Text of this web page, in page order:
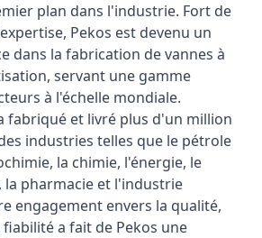
plan dans l'industrie. Fort de
Pekos est devenu un
dans la fabrication de vannes à
servant une gamme
à l'échelle mondiale.
fabriqué et livré plus d'un million
industries telles que le pétrole
la chimie, l'énergie, le
la pharmacie et l'industrie
engagement envers la qualité,
a fait de Pekos une